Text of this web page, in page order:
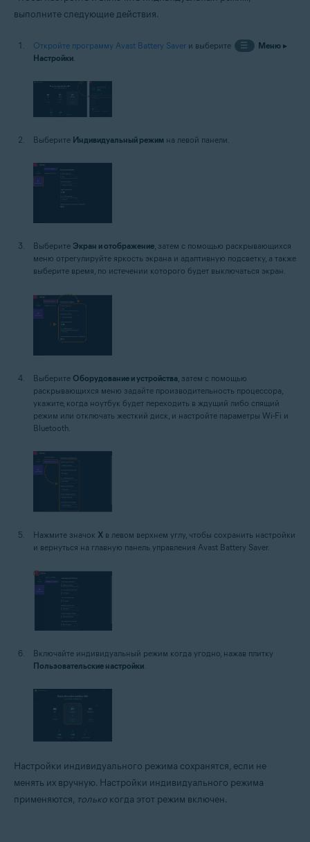
выполните следующие действия.
Откройте программу Avast Battery Saver и выберите ☰ Меню▸
Настройки
Выберите Индивидуальный режим на левой панели.
Выберите Экран и отображение , затем с помощью раскрывающихся
меню отрегулируйте яркость экрана и адаптивную подсветку, а также
выберите время, по истечении которого будет выключаться экран.
Выберите Оборудование и устройства, затем с помощью
раскрывающихся меню задайте производительность процессора,
укажите, когда ноутбук будет переходить в ждущий либо спящий
режим или отключать жесткий диск, и настройте параметры Wi-Fi и
Bluetooth.
Нажмите значок X в левом верхнем углу, чтобы сохранить настройки
и вернуться на главную панель управления Avast Battery Saver.
Включайте индивидуальный режим когда угодно, нажав плитку
Пользовательские настройки.
Настройки индивидуального режима сохранятся, если не
менять их вручную. Настройки индивидуального режима
применяются, только когда этот режим включен.